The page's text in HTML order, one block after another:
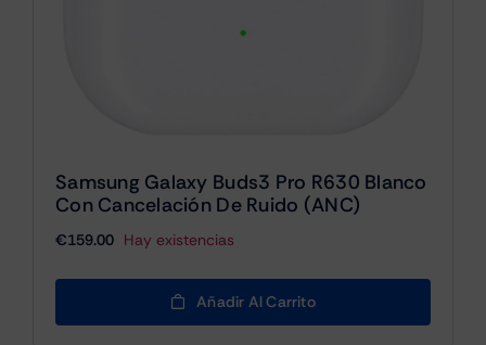
Samsung Galaxy Buds3 Pro R630 Blanco
Con Cancelación De Ruido (ANC)
€159.00 Hay existencias
Añadir Al Carrito